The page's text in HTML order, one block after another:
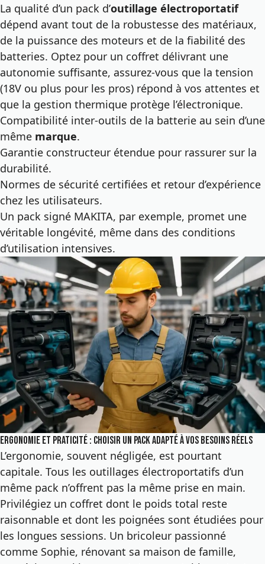
La qualité d’un pack d’outillage électroportatif
dépend avant tout de la robustesse des matériaux,
de la puissance des moteurs et de la fiabilité des
batteries. Optez pour un coffret délivrant une
autonomie suffisante, assurez-vous que la tension
(18V ou plus pour les pros) répond à vos attentes et
que la gestion thermique protège l’électronique.
Compatibilité inter-outils de la batterie au sein d’une
même marque.
Garantie constructeur étendue pour rassurer sur la
durabilité.
Normes de sécurité certifiées et retour d’expérience
chez les utilisateurs.
Un pack signé MAKITA, par exemple, promet une
véritable longévité, même dans des conditions
d’utilisation intensives.
Ergonomie et praticité : choisir un pack adapté à vos besoins réels
L’ergonomie, souvent négligée, est pourtant
capitale. Tous les outillages électroportatifs d’un
même pack n’offrent pas la même prise en main.
Privilégiez un coffret dont le poids total reste
raisonnable et dont les poignées sont étudiées pour
les longues sessions. Un bricoleur passionné
comme Sophie, rénovant sa maison de famille,